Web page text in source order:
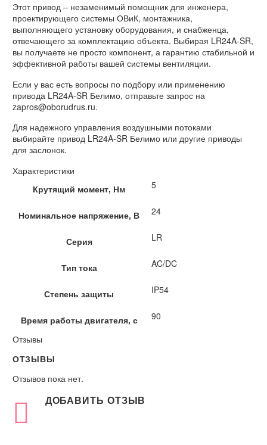
Этот привод – незаменимый помощник для инженера,
проектирующего системы ОВиК, монтажника,
выполняющего установку оборудования, и снабженца,
отвечающего за комплектацию объекта. Выбирая LR24A-SR,
вы получаете не просто компонент, а гарантию стабильной и
эффективной работы вашей системы вентиляции.
Если у вас есть вопросы по подбору или применению
привода LR24A-SR Белимо, отправьте запрос на
zapros@oborudrus.ru.
Для надежного управления воздушными потоками
выбирайте привод LR24A-SR Белимо или другие приводы
для заслонок.
Характеристики
Крутящий момент, Нм
5
Номинальное напряжение, В 24
Серия LR
Тип тока AC/DC
Степень защиты IP54
Время работы двигателя, с
90
Отзывы
ОТЗЫВЫ
Отзывов пока нет.
ДОБАВИТЬ ОТЗЫВ